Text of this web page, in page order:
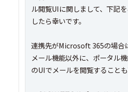
ル閲覧UIに関しまして、下記
したら幸いです。
連携先がMicrosoft 365の場合
メール機能以外に、ポータル
のUIでメールを閲覧することも